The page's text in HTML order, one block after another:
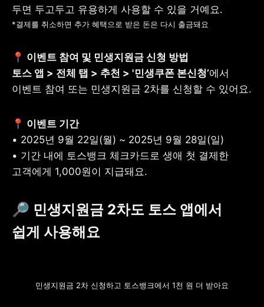
*결제를 취소하면 추가 혜택으로 받은 돈은 다시 출금돼요
📍 이벤트 참여 및 민생지원금 신청 방법
토스 앱 > 전체 탭 > 추천 > '민생쿠폰 본신청’에서
이벤트 참여 또는 민생지원금 2차를 신청할 수 있어요.
• 기간 내에 토스뱅크 체크카드로 생애 첫 결제한
고객에게 1,000원이 지급돼요.
🔎 민생지원금 2차도 토스 앱에서
쉽게 사용해요
민생지원금 2차 신청하고 토스뱅크에서 1천 원 더 받아요